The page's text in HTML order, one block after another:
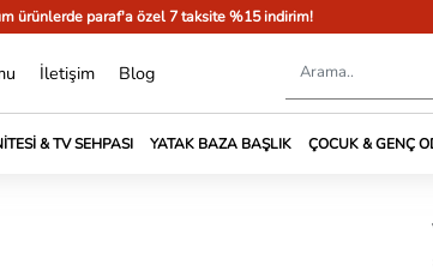
ürünlerde paraf'a özel 7 taksite %15 indirim!
İletişim Blog
& TV SEHPASI YATAK BAZA BAŞLIK ÇOCUK & GENÇ